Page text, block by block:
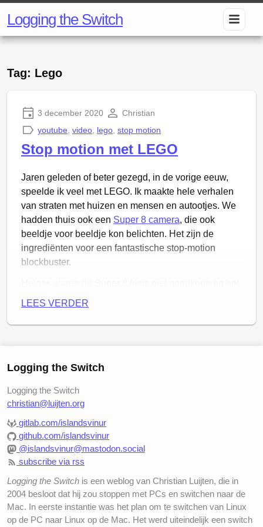
Logging the Switch
Tag: Lego
3 december 2020
Christian
youtube video lego stop motion
Stop motion met LEGO
Jaren geleden of beter gezegd, in de vorige eeuw,
speelde ik veel met LEGO. Ik maakte hele verhalen
van straten met huizen en mensen en autootjes. We
hadden thuis ook een Super 8 camera, die ook
beeldje voor beeldje kon belichten. Het zijn de
ingrediënten voor een fantastische stop-motion
blockbuster.
ontwikkelen werd begin jaren 90 ook al lastiger. Die
enkel apparaat. Ontzettend leuk!
De Spokende School
Jasper heeft deze film helemaal zelf gemaakt:
LEES VERDER
Logging the Switch
Logging the Switch
christian@luijten.org
gitlab.com/islandsvinur
github.com/islandsvinur
@islandsvinur@mastodon.social
subscribe via rss
Logging the Switch is een weblog van Christian Luijten, die in
2004 besloot dat hij zou stoppen met PCs en switchen naar de
Mac. In eerste instantie was het plan om te switchen van Linux
op de PC naar Linux op de Mac. Het werd uiteindelijk een switch